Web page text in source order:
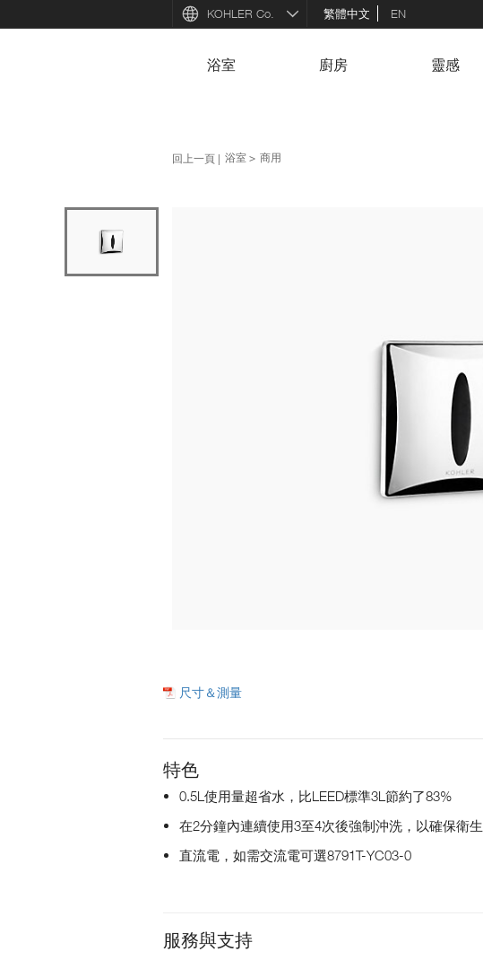
KOHLER Co. 繁體中文 EN
浴室 廚房 靈感
回上一頁 浴室 商用
尺寸＆測量
特色
0.5L使用量超省水，比LEED標準3L節約了83%
在2分鐘內連續使用3至4次後強制沖洗，以確保衛生
直流電，如需交流電可選8791T-YC03-0
服務與支持